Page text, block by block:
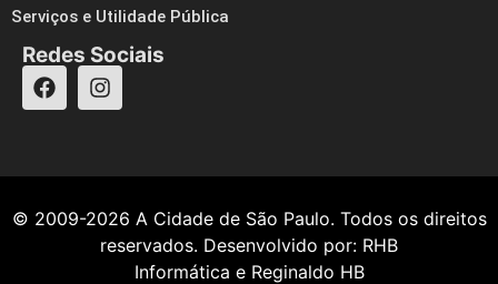
Serviços e Utilidade Pública
Redes Sociais
© 2009-2026 A Cidade de São Paulo. Todos os direitos
reservados. Desenvolvido por: RHB
Informática e Reginaldo HB